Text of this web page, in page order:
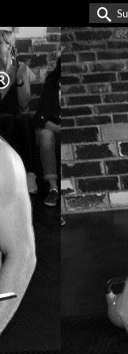
Suche
nach: